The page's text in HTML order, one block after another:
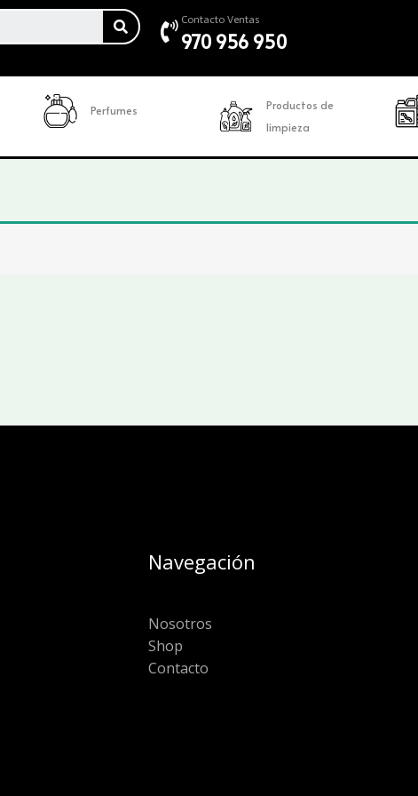
SEARCH Contacto Ventas
970 956 950
Perfumes
Productos de
limpieza
Navegación
Nosotros
Shop
Contacto